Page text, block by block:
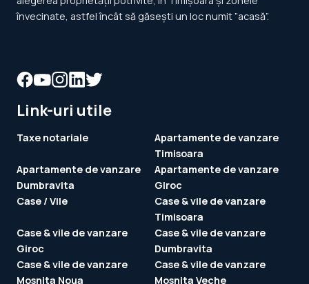
Dumbravita
Timisoara
Giroc
Case & vile de vanzare
Dumbravita
Case & vile de vanzare
Mosnita Noua
Case & vile de vanzare
Mosnita Veche
Sanandrei
Case & vile de vanzare
Sacalaz
Terenuri
Terenuri de vanzare
Timisoara